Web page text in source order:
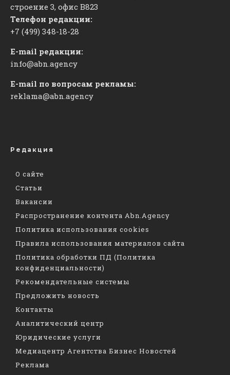
строение 3, офис ​В823
Телефон редакции:
+7 (499) 348-18-28
E-mail редакции:
info@abn.agency
E-mail по вопросам рекламы:
reklama@abn.agency
Редакция
О сайте
Статьи
Вакансии
Распространение контента Abn.Agency
Политика использования cookies
Правила использования материалов сайта
Политика обработки ПД (Политика
конфиденциальности)
Рекомендательные системы
Предложить новость
Контакты
Аналитический центр
Юридические услуги
Медиацентр Агентства Бизнес Новостей
Реклама